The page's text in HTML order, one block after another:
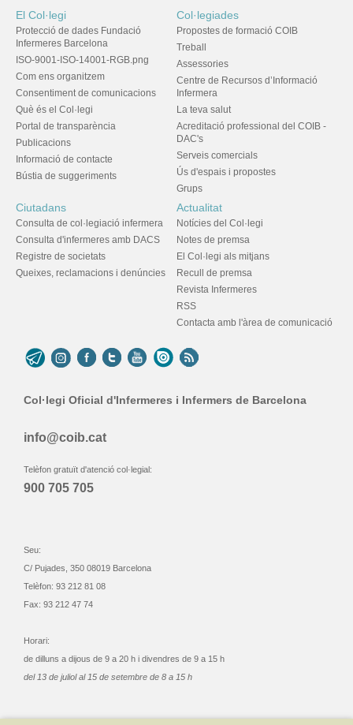
El Col·legi
Protecció de dades Fundació
Infermeres Barcelona
ISO-9001-ISO-14001-RGB.png
Com ens organitzem
Consentiment de comunicacions
Què és el Col·legi
Portal de transparència
Publicacions
Informació de contacte
Bústia de suggeriments
Col·legiades
Propostes de formació COIB
Treball
Assessories
Centre de Recursos d’Informació
Infermera
La teva salut
Acreditació professional del COIB -
DAC's
Serveis comercials
Ús d'espais i propostes
Grups
Ciutadans
Consulta de col·legiació infermera
Consulta d'infermeres amb DACS
Registre de societats
Queixes, reclamacions i denúncies
Actualitat
Notícies del Col·legi
Notes de premsa
El Col·legi als mitjans
Recull de premsa
Revista Infermeres
RSS
Contacta amb l'àrea de comunicació
Col·legi Oficial d'Infermeres i Infermers de Barcelona
info@coib.cat
Telèfon gratuït d'atenció col·legial:
900 705 705
Seu:
C/ Pujades, 350 08019 Barcelona
Telèfon: 93 212 81 08
Fax: 93 212 47 74
Horari:
de dilluns a dijous de 9 a 20 h i divendres de 9 a 15 h
del 13 de juliol al 15 de setembre de 8 a 15 h